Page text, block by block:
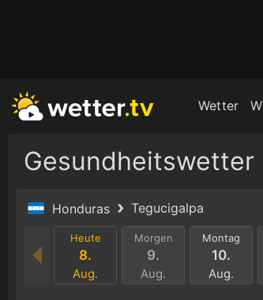
Wetter
Gesundheitswetter
Honduras Tegucigalpa
Heute
8.
Aug.
Morgen
9.
Aug.
Montag
10.
Aug.